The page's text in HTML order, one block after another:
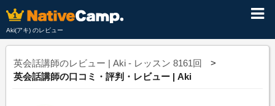
Aki(アキ) のレビュー
英会話講師のレビュー | Aki - レッスン 8161回
英会話講師の口コミ・評判・レビュー | Aki